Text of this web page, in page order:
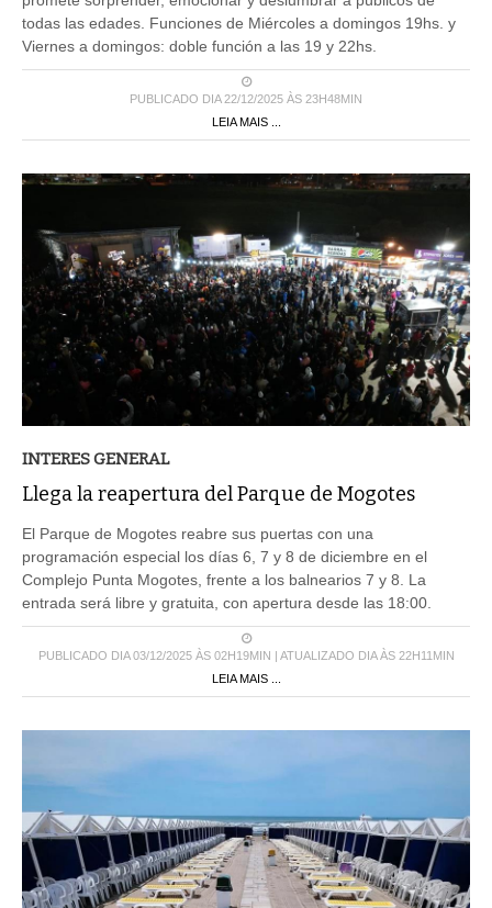
Viernes a domingos: doble función a las 19 y 22hs.
PUBLICADO DIA 22/12/2025 ÀS 23H48MIN
LEIA MAIS ...
Llega la reapertura del Parque de Mogotes
El Parque de Mogotes reabre sus puertas con una
programación especial los días 6, 7 y 8 de diciembre en el
Complejo Punta Mogotes, frente a los balnearios 7 y 8. La
entrada será libre y gratuita, con apertura desde las 18:00.
PUBLICADO DIA 03/12/2025 ÀS 02H19MIN | ATUALIZADO DIA ÀS 22H11MIN
LEIA MAIS ...